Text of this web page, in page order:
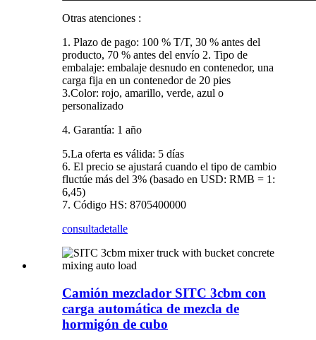
Otras atenciones :
1. Plazo de pago: 100 % T/T, 30 % antes del
producto, 70 % antes del envío 2. Tipo de
embalaje: embalaje desnudo en contenedor, una
carga fija en un contenedor de 20 pies
3.Color: rojo, amarillo, verde, azul o
personalizado
4. Garantía: 1 año
5.La oferta es válida: 5 días
6. El precio se ajustará cuando el tipo de cambio
fluctúe más del 3% (basado en USD: RMB = 1:
6,45)
7. Código HS: 8705400000
consultadetalle
Camión mezclador SITC 3cbm con
carga automática de mezcla de
hormigón de cubo